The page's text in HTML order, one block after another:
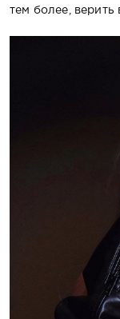
тем более, верить